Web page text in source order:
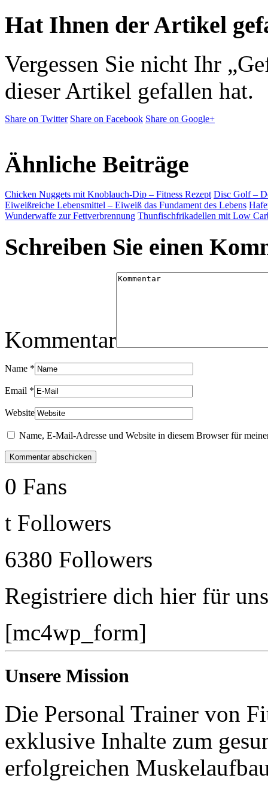
Hat Ihnen der Artikel
Vergessen Sie nicht Ihr
dieser Artikel gefallen hat.
Share on Twitter Share on Facebook Share on Google+
Ähnliche Beiträge
Chicken Nuggets mit Knoblauch-Dip – Fitness Rezept Disc Golf –
Eiweißreiche Lebensmittel – Eiweiß das Fundament des Lebens
Wunderwaffe zur Fettverbrennung Thunfischfrikadellen mit Low
Schreiben Sie einen
Kommentar
Name *
Email *
Website
Name, E-Mail-Adresse und Website in diesem Browser für
0 Fans
t Followers
6380 Followers
Registriere dich hier für
[mc4wp_form]
Unsere Mission
Die Personal Trainer von
exklusive Inhalte zum
erfolgreichen